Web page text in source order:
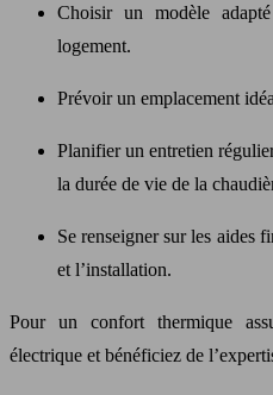
Choisir un modèle
logement.
Prévoir un emplacement
Planifier un entretien
la durée de vie de la
Se renseigner sur les aides
et l’installation.
Pour un confort thermique
électrique et bénéficiez de